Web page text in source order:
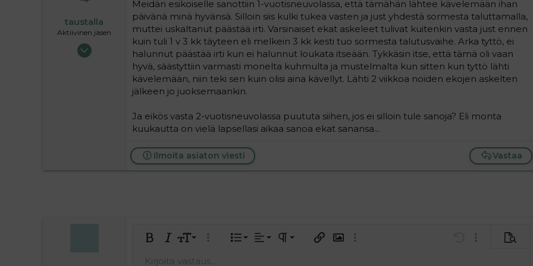
taustalla
Aktiivinen jäsen
19.05.2004
Meidän esikoiselle sanottiin 1-vuotisneuvolassa, että tämähän lähtee kävelemään ihan
päivänä minä hyvänsä. Silloin siis kulki tukea vasten ja just yhdestä sormesta taluttamalla,
muttei uskaltanut päästää irti. Varsinaiset ekat askeleet tulivat kuitenkin vasta just ennen
kuin tuli 1 v 3 kk täyteen eli melkein 3 kk kesti tuo sormesta talutusvaihe. Arka tyttö, ei
halunnut päästää irti kun ei halunnut loukata itseään. Tykkäsin itse, että tämä oli vaan
hyvä, säästyttiin varmasti monelta kuhmulta ja mustelmalta kun sitten kun tyttö lähti
kävelemään, niin teki sen kuin olisi aina kävellyt. Lähti 2 viikkoa noiden ekojen askelten
jälkeen jo juoksemaankin.
Ja eikös vasta 2-vuotisneuvolassa puututa siihen, jos ei silloin tule sanoja? Eli monta
kuukautta on vielä lapsellasi aikaa sanoa ekat sanansa...
Vastaa
Ilmoita asiaton viesti
LihavoituKursivoitu
Fontin koko
9
10
Laajennettuun editoriin…
Lista
Järjestetty lista
Tasaus
Tasaa vasemmalle
Paragraph format
Normal Lisää hyperlinkki
Lisää kuvaLaajennettuun editoriin… Kumoa
TekstiväriKirjasintyyli
Arial
YliviivaaAlleviivattu
HymiötLisää video/media
LainausLisää taulukko
Tee uudelleen
Poista muotoilu
BBCode-näkymä
Luonnokset
Kirjoita vastaus...